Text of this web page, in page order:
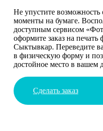
Не упустите
моменты на бумаге.
доступным сервисом
оформите заказ на
Сыктывкар. Переведите
в физическую форму и
достойное место в вашем
Сделать заказ